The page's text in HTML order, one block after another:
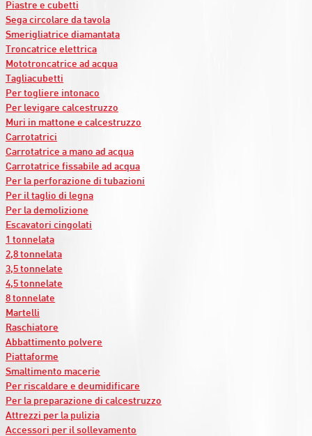
Piastre e cubetti
Sega circolare da tavola
Smerigliatrice diamantata
Troncatrice elettrica
Mototroncatrice ad acqua
Tagliacubetti
Per togliere intonaco
Per levigare calcestruzzo
Muri in mattone e calcestruzzo
Carrotatrici
Carrotatrice a mano ad acqua
Carrotatrice fissabile ad acqua
Per la perforazione di tubazioni
Per il taglio di legna
Per la demolizione
Escavatori cingolati
1 tonnelata
2,8 tonnelata
3,5 tonnelate
4,5 tonnelate
8 tonnelate
Martelli
Raschiatore
Abbattimento polvere
Piattaforme
Smaltimento macerie
Per riscaldare e deumidificare
Per la preparazione di calcestruzzo
Attrezzi per la pulizia
Accessori per il sollevamento